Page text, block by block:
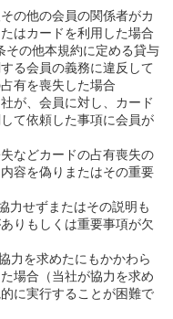
の他の会員の関係者がカ
はカードを利用した場合
の他本規約に定める貸与
る会員の義務に違反して
有を喪失した場合
が、会員に対し、カード
て依頼した事項に会員が
などカードの占有喪失の
容を偽りまたはその重要
力せずまたはその説明も
りもしくは重要事項が欠
力を求めたにもかかわら
場合（当社が協力を求め
に実行することが困難で